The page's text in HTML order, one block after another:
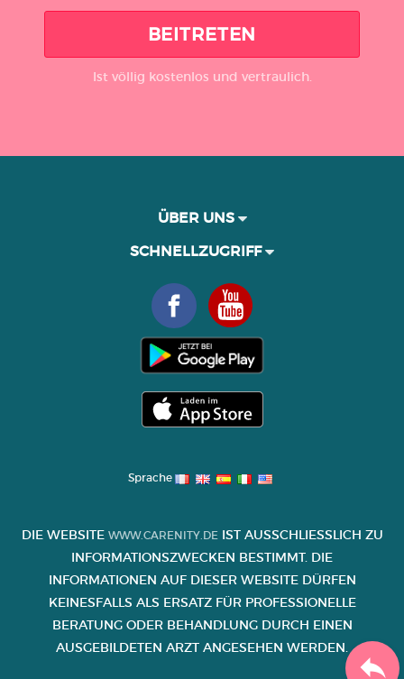
BEITRETEN
Ist völlig kostenlos und vertraulich.
ÜBER UNS
SCHNELLZUGRIFF
Sprache
DIE WEBSITE WWW.CARENITY.DEIST AUSSCHLIESSLICH ZU I
NFORMATIONSZWECKEN BESTIMMT. DIE I
NFORMATIONEN AUF DIESER WEBSITE DÜRFEN K
EINESFALLS ALS ERSATZ FÜR PROFESSIONELLE B
ERATUNG ODER BEHANDLUNG DURCH EINEN A
USGEBILDETEN ARZT ANGESEHEN WERDEN.